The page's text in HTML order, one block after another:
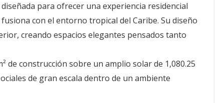
para ofrecer una experiencia residencial
con el entorno tropical del Caribe. Su diseño
creando espacios elegantes pensados tanto
de construcción sobre un amplio solar de 1,080.25
de gran escala dentro de un ambiente